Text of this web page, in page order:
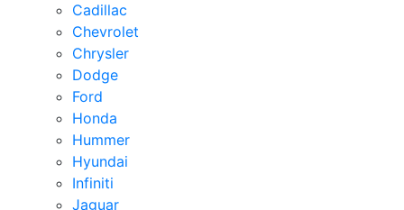
Cadillac
Chevrolet
Chrysler
Dodge
Ford
Honda
Hummer
Hyundai
Infiniti
Jaguar